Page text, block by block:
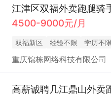
江津区双福外卖跑腿骑
4500-9000元/月
双福新区 经验不限 学历不限
重庆锦栋网络科技有限公司
高薪诚聘几江鼎山外卖